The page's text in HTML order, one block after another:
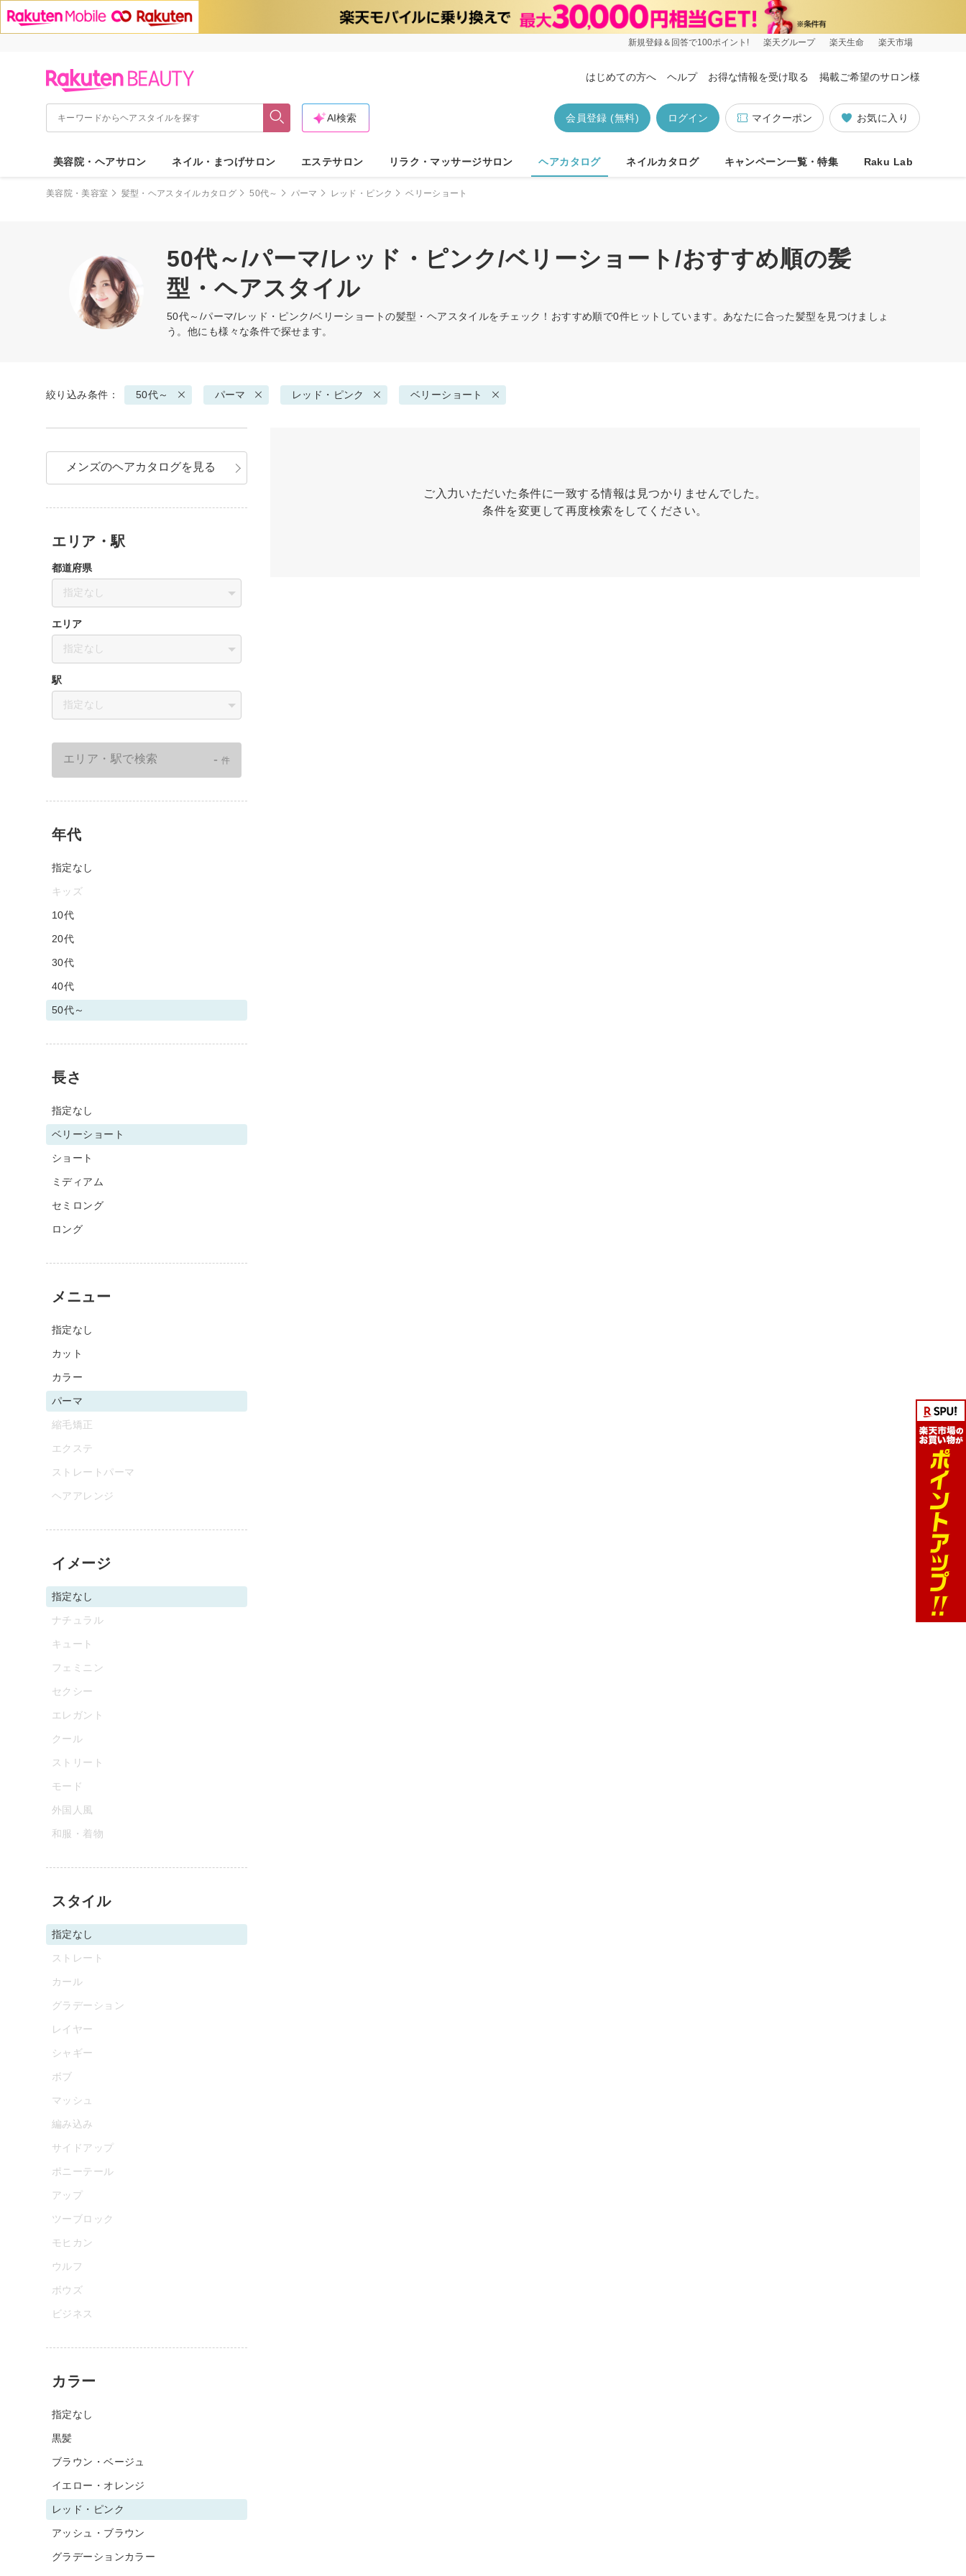
新規登録＆回答で100ポイント! 楽天グループ 楽天生命 楽天市場
はじめての方へ ヘルプ お得な情報を受け取る 掲載ご希望のサロン様
お気に入り
マイクーポン
ログイン
会員登録 (無料)
AI検索
美容院・ヘアサロン ネイル・まつげサロン エステサロン リラク・マッサージサロン ヘアカタログ ネイルカタログ キャンペーン一覧・特集 Raku Lab
美容院・美容室 髪型・ヘアスタイルカタログ 50代～ パーマ レッド・ピンク ベリーショート
50代～/パーマ/レッド・ピンク/ベリーショート/おすすめ順の髪
型・ヘアスタイル
50代～/パーマ/レッド・ピンク/ベリーショートの髪型・ヘアスタイルをチェック！おすすめ順で0件ヒットしています。あなたに合った髪型を見つけましょ
う。他にも様々な条件で探せます。
絞り込み条件： 50代～ パーマ レッド・ピンク ベリーショート
ご入力いただいた条件に一致する情報は見つかりませんでした。
条件を変更して再度検索をしてください。
メンズのヘアカタログを見る
エリア・駅
都道府県
指定なし
エリア
指定なし
駅
指定なし
エリア・駅で検索 - 件
年代
指定なし
キッズ
10代
20代
30代
40代
50代～
長さ
指定なし
ベリーショート
ショート
ミディアム
セミロング
ロング
メニュー
指定なし
カット
カラー
パーマ
縮毛矯正
エクステ
ストレートパーマ
ヘアアレンジ
イメージ
指定なし
ナチュラル
キュート
フェミニン
セクシー
エレガント
クール
ストリート
モード
外国人風
和服・着物
スタイル
指定なし
ストレート
カール
グラデーション
レイヤー
シャギー
ボブ
マッシュ
編み込み
サイドアップ
ポニーテール
アップ
ツーブロック
モヒカン
ウルフ
ボウズ
ビジネス
カラー
指定なし
黒髪
ブラウン・ベージュ
イエロー・オレンジ
レッド・ピンク
アッシュ・ブラウン
グラデーションカラー